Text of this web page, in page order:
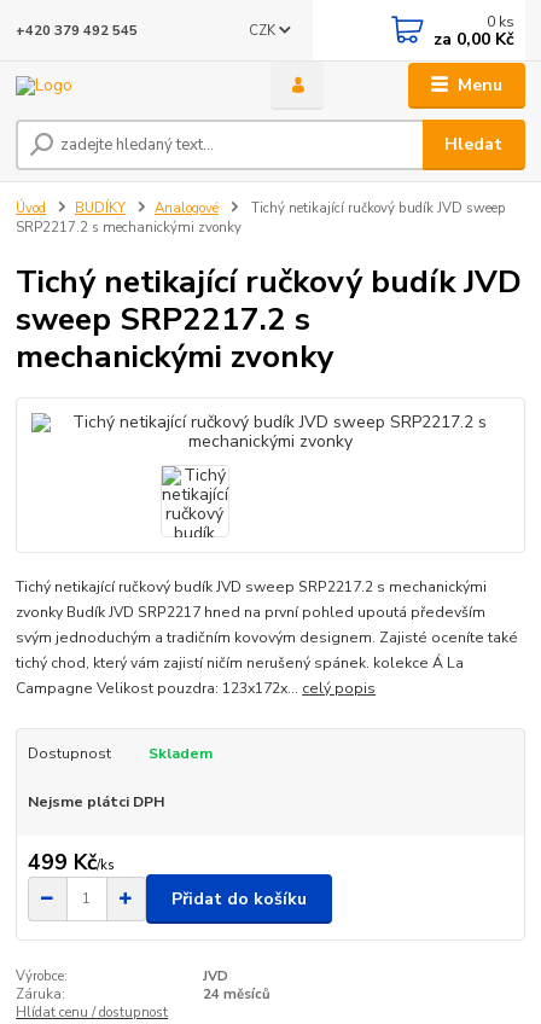
Menu
CZK
Hledat
+420 379 492 545 0 ks
za 0,00 Kč
Úvod BUDÍKY Analogové
Tichý netikající ručkový budík JVD sweep
SRP2217.2 s mechanickými zvonky
Tichý netikající ručkový budík JVD
sweep SRP2217.2 s
mechanickými zvonky
Tichý netikající ručkový budík JVD sweep SRP2217.2 s mechanickými
zvonky Budík JVD SRP2217 hned na první pohled upoutá především
svým jednoduchým a tradičním kovovým designem. Zajisté oceníte také
tichý chod, který vám zajistí ničím nerušený spánek. kolekce Á La
Campagne Velikost pouzdra: 123x172x... celý popis
Dostupnost Skladem
Nejsme plátci DPH
499 Kč/ks
Přidat do košíku
Výrobce:
JVD
Záruka:
24 měsíců
Hlídat cenu / dostupnost